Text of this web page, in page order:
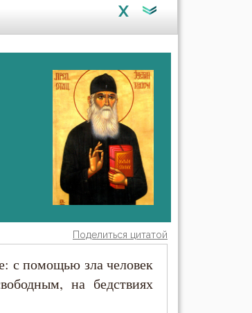
X
Поделиться цитатой
с помощью зла человек
на бедствиях